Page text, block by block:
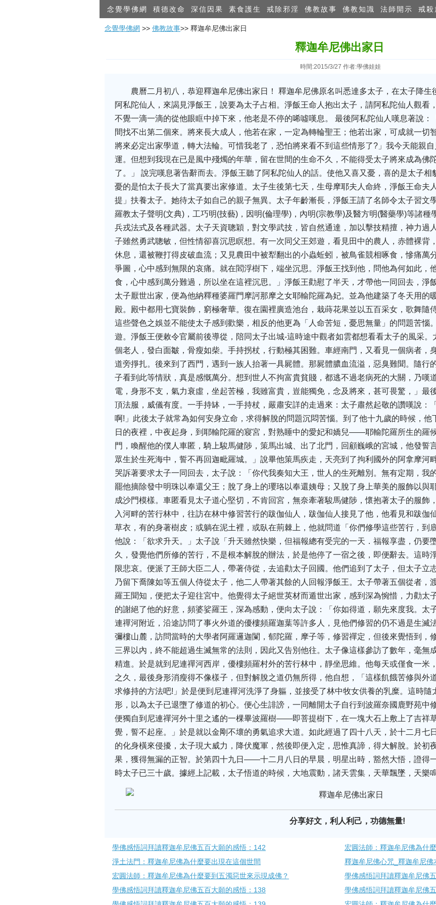
念覺學佛網 積德改命 深信因果 素食護生 戒除邪淫 佛教故事 佛教知識 法師開示 戒殺
念覺學佛網 >> 佛教故事>> 釋迦牟尼佛出家日
釋迦牟尼佛出家日
時間:2015/3/27 作者:學佛娃娃
農曆二月初八，恭迎釋迦牟尼佛出家日！ 釋迦牟尼佛原名叫悉達多太子，在太子降
阿私陀仙人，來謁見淨飯王，說要為太子占相。淨飯王命人抱出太子，請阿私陀仙人觀看
不覺一滴一滴的從他眼眶中掉下來，他老是不停的唏噓嘆息。 最後阿私陀仙人嘆息著說：
間找不出第二個來。將來長大成人，他若在家，一定為轉輪聖王；他若出家，可成就一切
將來必定出家學道，轉大法輪。可惜我老了，恐怕將來看不到這些情形了?」我今天能親
運。但想到我現在已是風中殘燭的年華，留在世間的生命不久，不能得受太子將來成為佛
了。」 說完嘆息著告辭而去。淨飯王聽了阿私陀仙人的話。使他又喜又憂，喜的是太子相
憂的是怕太子長大了當真要出家修道。太子生後第七天，生母摩耶夫人命終，淨飯王命夫
提」扶養太子。她待太子如自己的親子無異。太子年齡漸長，淨飯王請了名師令太子習文
羅教太子聲明(文典)，工巧明(技藝)，因明(倫理學)，內明(宗教學)及醫方明(醫藥學)等諸種
兵戎法式及各種武器。太子天資聰穎，對文學武技，皆自然通達，加以擊技精擅，神力過
子雖然勇武聰敏，但性情卻喜沉思瞑想。有一次同父王郊遊，看見田中的農人，赤體裸背
休息，還被鞭打得皮破血流；又見農田中被犁翻出的小蟲蚯蚓，被鳥雀競相啄食，慘痛萬
爭圖，心中感到無限的哀痛。就在閻浮樹下，端坐沉思。淨飯王找到他，問他為何如此，
食，心中感到萬分難過，所以坐在這裡沉思。」淨飯王勸慰了半天，才帶他一同回去，淨
太子厭世出家，便為他納釋種婆羅門摩訶那摩之女耶輸陀羅為妃。並為他建築了冬天用的
殿。殿中都用七寶裝飾，窮極奢華。復在園裡廣造池台，栽蒔花果並以五百采女，歌舞隨
這些聲色之娛並不能使太子感到歡樂，相反的他更為「人命苦短，憂思無量」的問題苦惱
遊。淨飯王便敕令官屬前後導從，陪同太子出城-這時途中觀者如雲都想看看太子的風采
個老人，發白面皺，骨瘦如柴。手持拐杖，行動極其困難。車經南門，又看見一個病者，
道旁掙扎。後來到了西門，遇到一族人抬著一具屍體。那屍體膿血流溢，惡臭難聞。隨行
子看到此等情狀，真是感慨萬分。想到世人不拘富貴貧賤，都逃不過老病死的大關，乃嘆
電，身形不支，氣力衰虛，坐起苦極，我雖富貴，豈能獨免，念及將來，甚可畏驚，」最
頂法服，威儀有度。一手持缽，一手持杖，嚴肅安詳的走過來：太子肅然起敬的讚嘆說：
啊!」此後太子就常為如何安身立命，求得解脫的問題沉悶苦惱。到了他十九歲的時候，他
日的夜裡，中夜起身，到耶輸陀羅的寢宮，對熟睡中的愛妃和嬌兒——耶輸陀羅所生的
門，喚醒他的僕人車匿，騎上駿馬健陟，策馬出城、出了北門，回顧巍峨的宮城，他發誓
眾生於生死海中，誓不再回迦毗羅城。」說畢他策馬疾走，天亮到了拘利國外的阿拿摩河
哭訴著要求太子一同回去，太子說：「你代我奏知大王，世人的生死離別。無有定期，我
罷他摘除發中明珠以奉還父王；脫了身上的瓔珞以奉還姨母；又脫了身上華美的服飾以與
成沙門模樣。車匿看見太子道心堅切，不肯回宮，無奈牽著駿馬健陟，懷抱著太子的服飾
入河畔的苦行林中，往訪在林中修習苦行的跋伽仙人，跋伽仙人接見了他，他看見和跋伽
草衣，有的身著樹皮；或躺在泥土裡，或臥在荊棘上，他就問道「你們修學這些苦行，到
他說：「欲求升天。」太子說「升天雖然快樂，但福報總有受完的一天．福報享盡，仍要
久，發覺他們所修的苦行，不是根本解脫的辦法，於是他停了一宿之後，即便辭去。這時
限悲哀。便派了王師大臣二人，帶著侍從，去追勸太子回國。他們追到了太子，但太子立
乃留下喬陳如等五個人侍從太子，他二人帶著其餘的人回報淨飯王。太子帶著五個從者，
羅王聞知，便把太子迎往宮中。他覺得太子絕世英材而遁世出家，感到深為惋惜，力勸太
的謝絕了他的好意，頻婆娑羅王，深為感動，便向太子說：「你如得道，願先來度我。太
連禪河附近，沿途訪問了事火外道的優樓頻羅迦葉等許多人，見他們修習的仍不過是生滅
彌樓山麓，訪問當時的大學者阿羅邏迦闌，郁陀羅，摩子等，修習禪定，但後來覺悟到，
三界以內，終不能超過生滅無常的法則，因此又告別他往。太子像這樣參訪了數年，毫無
精進。於是就到尼連禪河西岸，優樓頻羅村外的苦行林中，靜坐思維。他每天或僅食一米
之久，最後身形消瘦得不像樣子，但對解脫之道仍無所得，他自想，「這樣飢餓苦修與外
求修持的方法吧!」於是便到尼連禪河洗淨了身軀，並接受了林中牧女供養的乳糜。這時
形，以為太子已退墮了修道的初心。便心生誹謗，一同離開太子自行到波羅奈國鹿野苑中
便獨自到尼連禪河外十里之遙的一棵畢波羅樹——即菩提樹下，在一塊大石上敷上了吉祥
覺，誓不起座。」於是就以金剛不壞的勇氣追求大道。如此經過了四十八天，於十二月
的化身橫來侵擾，太子現大威力，降伏魔軍，然後即便入定，思惟真諦，得大解脫。於初
果，獲得無漏的正智。於第四十九日——十二月八日的早晨，明星出時，豁然大悟，證
時太子已三十歲。據經上記載，太子悟道的時候，大地震動，諸天雲集，天華飄墜，天樂
分享好文，利人利己，功德無量!
學佛感悟詞拜讀釋迦牟尼佛五百大願的感悟：142
宏圓法師：釋迦牟尼佛為什
淨土法門：釋迦牟尼佛為什麼要出現在這個世間
釋迦牟尼佛心咒_釋迦牟尼
宏圓法師：釋迦牟尼佛為什麼要到五濁惡世來示現成佛？
學佛感悟詞拜讀釋迦牟尼佛
學佛感悟詞拜讀釋迦牟尼佛五百大願的感悟：138
學佛感悟詞拜讀釋迦牟尼佛